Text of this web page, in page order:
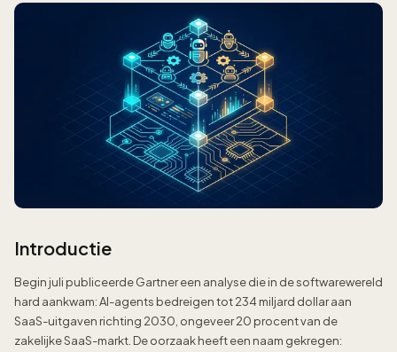
Introductie
Begin juli publiceerde Gartner een analyse die in de softwarewereld
hard aankwam: AI-agents bedreigen tot 234 miljard dollar aan
SaaS-uitgaven richting 2030, ongeveer 20 procent van de
zakelijke SaaS-markt. De oorzaak heeft een naam gekregen: